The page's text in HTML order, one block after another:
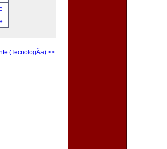
(TecnologÃ­a) >>